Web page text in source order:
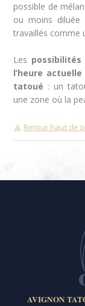
possible de
ou moins diluée
travaillés comme
Les
l’heure
tatoué : un
une zone où la
Retour haut de
AVIGNON